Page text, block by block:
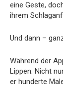
eine Geste,
ihrem
Und dann –
Während der
Lippen. Nicht
er hunderte